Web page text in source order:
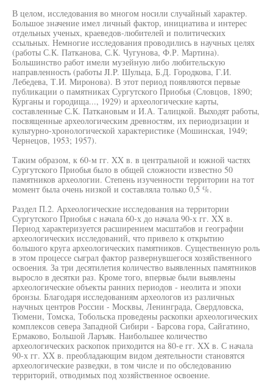
В целом, исследования во многом носили случайный характер.
Большое значение имел личный фактор, инициатива и интерес
отдельных ученых, краеведов-любителей и политических
ссыльных. Немногие исследования проводились в научных целях
(работы С.К. Патканова, С.К. Чугунова, Ф.Р. Мартина).
Большинство работ имели музейную либо любительскую
направленность (работы JI.P. Шульца, Б.Д. Городкова, Г.И.
Лебедева, Т.И. Миронова). В этот период появляются первые
публикации о памятниках Сургутского Приобья (Словцов, 1890;
Курганы и городища..., 1929) и археологические карты,
составленные С.К. Паткановым и И.А. Талицкой. Выходят работы,
посвященные археологическим древностям, их периодизации и
культурно-хронологической характеристике (Мошинская, 1949;
Чернецов, 1953; 1957).
Таким образом, к 60-м гг. XX в. в центральной и южной частях
Сургутского Приобья было в общей сложности известно 50
памятников археологии. Степень изученности территории на тот
момент была очень низкой и составляла только 0,5 %.
Раздел П.2. Археологические исследования на территории
Сургутского Приобья с начала 60-х до начала 90-х гг. XX в.
Период характеризуется расширением масштабов и географии
археологических исследований, что привело к открытию
большого круга археологических памятников. Существенную роль
в этом процессе сыграл фактор развернувшегося хозяйственного
освоения. За три десятилетия количество выявленных памятников
выросло в десятки раз. Кроме того, впервые были выявлены
археологические объекты ранних периодов - неолита и эпохи
бронзы. Благодаря исследованиям археологов из различных
научных центров России - Москвы, Ленинграда, Свердловска,
Тюмени, Томска, Тобольска проведены раскопки археологических
комплексов севера Западной Сибири - Барсова гора, Сайгатино,
Ермаково, Большой Ларъяк. Наибольшее количество
археологических раскопок приходится на 80-е гг. XX в. С начала
90-х гг. XX в. преобладающим видом деятельности становятся
археологические разведки, в том числе и по обследованию
территорий, отводимых под хозяйственное освоение.